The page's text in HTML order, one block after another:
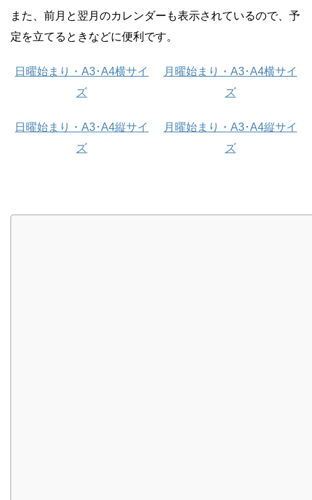
また、前月と翌月のカレンダーも表示されているので、予
定を立てるときなどに便利です。
日曜始まり・A3･A4横サイ
ズ
日曜始まり・A3･A4縦サイ
ズ
月曜始まり・A3･A4横サイ
ズ
月曜始まり・A3･A4縦サイ
ズ